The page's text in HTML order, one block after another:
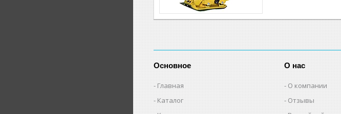
Основное
Главная
Каталог
О нас
О компании
Отзывы